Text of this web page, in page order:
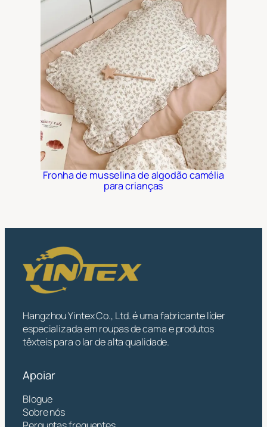
Fronha de musselina de algodão camélia
para crianças
Hangzhou Yintex Co., Ltd. é uma fabricante líder
especializada em roupas de cama e produtos
têxteis para o lar de alta qualidade.
Apoiar
Blogue
Sobre nós